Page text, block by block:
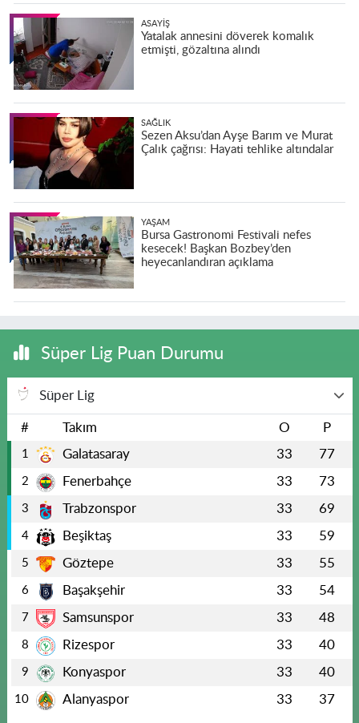
ASAYIŞ
Yatalak annesini döverek komalık
etmişti, gözaltına alındı
SAĞLIK
Sezen Aksu’dan Ayşe Barım ve Murat
Çalık çağrısı: Hayati tehlike altındalar
YAŞAM
Bursa Gastronomi Festivali nefes
kesecek! Başkan Bozbey’den
heyecanlandıran açıklama
Süper Lig Puan Durumu
Süper Lig
# Takım O P
1 Galatasaray 33 77
2 Fenerbahçe 33 73
3 Trabzonspor 33 69
4 Beşiktaş 33 59
5 Göztepe 33 55
6 Başakşehir 33 54
7 Samsunspor 33 48
8 Rizespor 33 40
9 Konyaspor 33 40
10 Alanyaspor 33 37